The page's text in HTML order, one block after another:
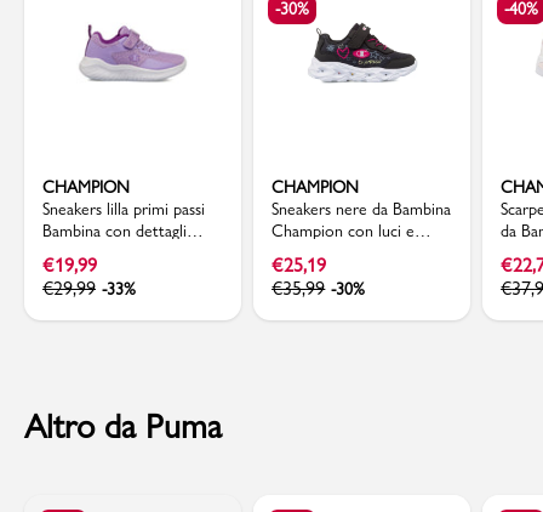
CHAMPION
Sneakers lilla primi passi
Bambina con dettagli
glitter Champion Softy
Evolve
€19,99
€29,99 -33%
-30%
CHAMPION
Sneakers nere da Bambina
Champion con luci e
strappo
€25,19
€35,99 -30%
-40%
da
€
€
Altro da Puma